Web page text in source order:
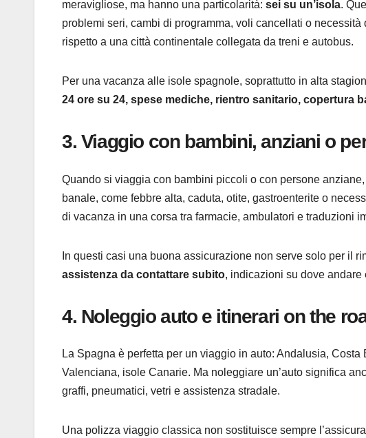
meravigliose, ma hanno una particolarità: sei su un’isola.
problemi seri, cambi di programma, voli cancellati o
rispetto a una città continentale collegata da treni e autobus.
Per una vacanza alle isole spagnole, soprattutto in alta
24 ore su 24, spese mediche, rientro sanitario, copertura
3. Viaggio con bambini, anziani o
Quando si viaggia con bambini piccoli o con persone
banale, come febbre alta, caduta, otite, gastroenterite o
di vacanza in una corsa tra farmacie, ambulatori e traduzioni
In questi casi una buona assicurazione non serve solo per il
assistenza da contattare subito, indicazioni su dove
4. Noleggio auto e itinerari on the
La Spagna è perfetta per un viaggio in auto: Andalusia,
Valenciana, isole Canarie. Ma noleggiare un’auto significa
graffi, pneumatici, vetri e assistenza stradale.
Una polizza viaggio classica non sostituisce sempre